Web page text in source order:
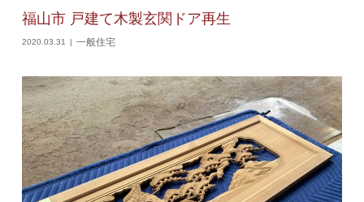
福山市 戸建て木製玄関ドア再生
2020.03.31 一般住宅